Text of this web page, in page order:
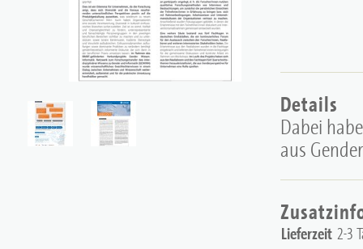
Details
Dabei
aus
Lieferzeit 2-3